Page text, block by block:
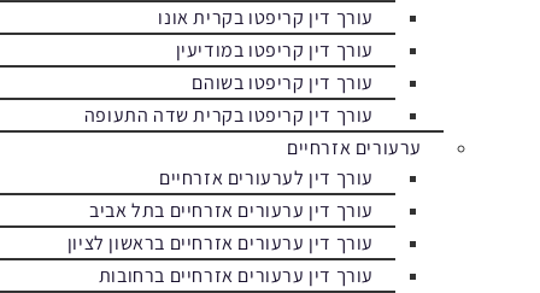
עורך דין קריפטו בקרית אונו
עורך דין קריפטו במודיעין
עורך דין קריפטו בשוהם
עורך דין קריפטו בקרית שדה התעופה
ערעורים אזרחיים
עורך דין לערעורים אזרחיים
עורך דין ערעורים אזרחיים בתל אביב
עורך דין ערעורים אזרחיים בראשון לציון
עורך דין ערעורים אזרחיים ברחובות